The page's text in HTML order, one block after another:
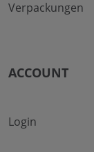
Verpackungen
ACCOUNT
Login